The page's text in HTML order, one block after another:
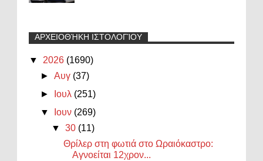
ΑΡΧΕΙΟΘΉΚΗ ΙΣΤΟΛΟΓΊΟΥ
▼ 2026 (1690)
►Αυγ (37)
►
Ιουλ (251)
▼
Ιουν (269)
▼30 (11)
Θρίλερ στη φωτιά στο Ωραιόκαστρο:
Αγνοείται 12χρον...